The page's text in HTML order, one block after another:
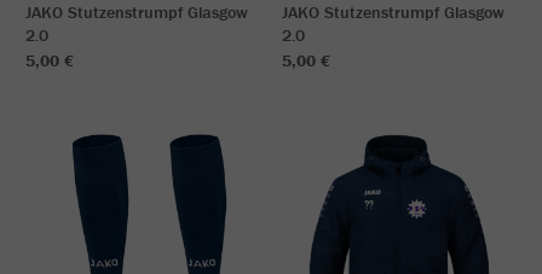
JAKO Stutzenstrumpf Glasgow
2.0
5,00 €
JAKO Stutzenstrumpf Glasgow
2.0
5,00 €